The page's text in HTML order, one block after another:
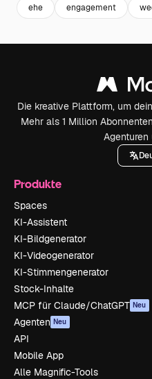
ehe engagement
Die kreative Plattform, um
Mehr als 1 Million
Agenturen
Produkte
Spaces
KI-Assistent
KI-Bildgenerator
KI-Videogenerator
KI-Stimmengenerator
Stock-Inhalte
MCP für Claude/ChatGPT Neu
Agenten Neu
API
Mobile App
Alle Magnific-Tools